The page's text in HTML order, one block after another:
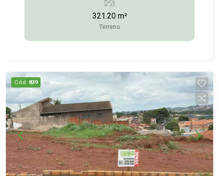
3372-2528 / (14) 99743-9789
321.20 m²
Terreno
Cód. 839